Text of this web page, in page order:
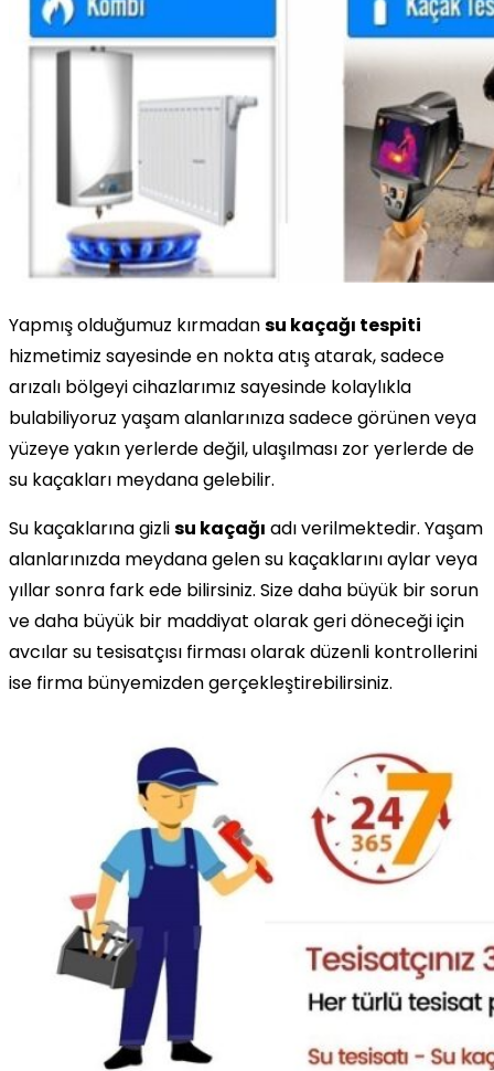
Yapmış olduğumuz kırmadansu kaçağı tespiti
hizmetimiz sayesinde en nokta atış atarak, sadece
arızalı bölgeyi cihazlarımız sayesinde kolaylıkla
bulabiliyoruz yaşam alanlarınıza sadece görünen veya
yüzeye yakın yerlerde değil, ulaşılması zor yerlerde de
su kaçakları meydana gelebilir.
Su kaçaklarına gizlisu kaçağı adı verilmektedir. Yaşam
alanlarınızda meydana gelen su kaçaklarını aylar veya
yıllar sonra fark ede bilirsiniz. Size daha büyük bir sorun
ve daha büyük bir maddiyat olarak geri döneceği için
avcılar su tesisatçısı firması olarak düzenli kontrollerini
ise firma bünyemizden gerçekleştirebilirsiniz.